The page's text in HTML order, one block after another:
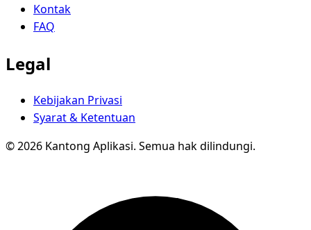
Kontak
FAQ
Legal
Kebijakan Privasi
Syarat & Ketentuan
© 2026 Kantong Aplikasi. Semua hak dilindungi.